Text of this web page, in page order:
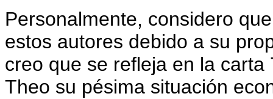
Personalmente, considero
estos autores debido a su
creo que se refleja en la
Theo su pésima situación